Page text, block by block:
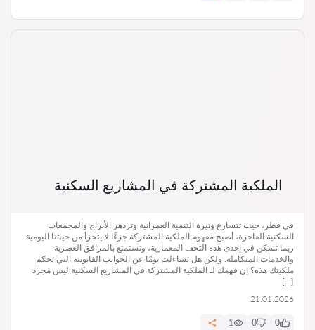
الملكية المشتركة في المشاريع السكنية
في قطر، حيث تتسارع وتيرة التنمية العمرانية وتزدهر الأبراج والمجمعات
السكنية الفاخرة، أصبح مفهوم الملكية المشتركة جزءًا لا يتجزأ من حياتنا اليومية.
ربما تسكن في إحدى هذه التحف المعمارية، وتستمتع بالمرافق العصرية
والخدمات المتكاملة. ولكن هل تساءلت يومًا عن الجوانب القانونية التي تحكم
ملكيتك هذه؟ إن فهمك لـ الملكية المشتركة في المشاريع السكنية ليس مجرد
[…]
21.01.2026
0
0
1